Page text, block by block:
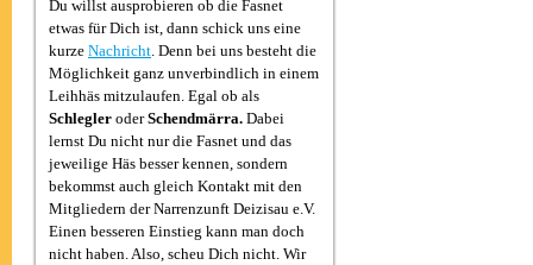
Du willst ausprobieren ob die Fasnet
etwas für Dich ist, dann schick uns eine
kurze Nachricht . Denn bei uns besteht die
Möglichkeit ganz unverbindlich in einem
Leihhäs mitzulaufen. Egal ob als
Schlegler oderSchendmärra. Dabei
lernst Du nicht nur die Fasnet und das
jeweilige Häs besser kennen, sondern
bekommst auch gleich Kontakt mit den
Mitgliedern der Narrenzunft Deizisau e.V.
Einen besseren Einstieg kann man doch
nicht haben. Also, scheu Dich nicht. Wir